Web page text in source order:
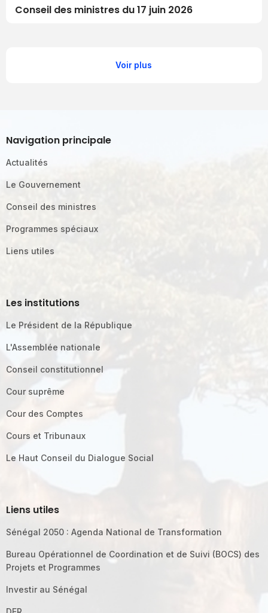
Conseil des ministres du 17 juin 2026
Voir plus
Navigation principale
Actualités
Le Gouvernement
Conseil des ministres
Programmes spéciaux
Liens utiles
Les institutions
Le Président de la République
L'Assemblée nationale
Conseil constitutionnel
Cour suprême
Cour des Comptes
Cours et Tribunaux
Le Haut Conseil du Dialogue Social
Liens utiles
Sénégal 2050 : Agenda National de Transformation
Bureau Opérationnel de Coordination et de Suivi (BOCS) des
Projets et Programmes
Investir au Sénégal